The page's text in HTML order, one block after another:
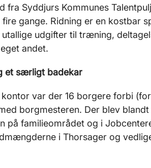
fra Syddjurs Kommunes
gange. Ridning er en kostbar
udgifter til træning,
andet.
et særligt badekar
var der 16 borgere forbi
borgmesteren. Der blev blandt
på familieområdet og i
i Thorsager og